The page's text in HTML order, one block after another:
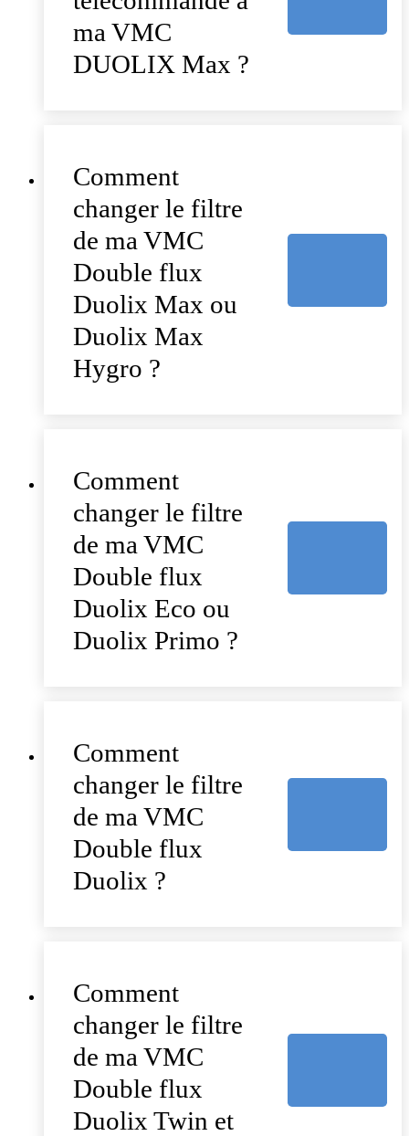
ma VMC
DUOLIX Max ?
Comment
changer le filtre
de ma VMC
Double flux
Duolix Max ou
Duolix Max
Hygro ?
Comment
changer le filtre
de ma VMC
Double flux
Duolix Eco ou
Duolix Primo ?
Comment
changer le filtre
de ma VMC
Double flux
Duolix ?
Comment
changer le filtre
de ma VMC
Double flux
Duolix Twin et